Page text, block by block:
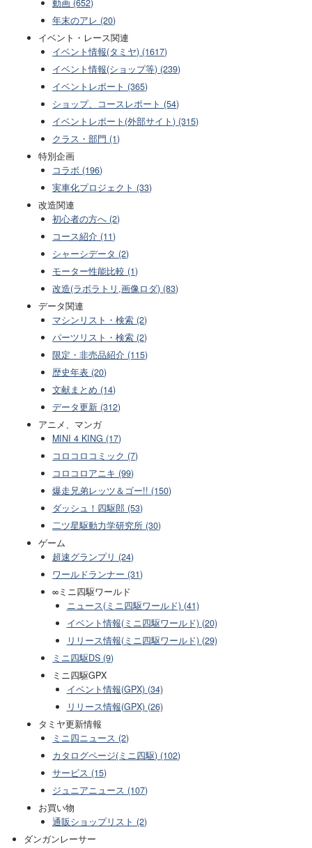
動画 (652)
年末のアレ (20)
イベント・レース関連
イベント情報(タミヤ) (1617)
イベント情報(ショップ等) (239)
イベントレポート (365)
ショップ、コースレポート (54)
イベントレポート(外部サイト) (315)
クラス・部門 (1)
特別企画
コラボ (196)
実車化プロジェクト (33)
改造関連
初心者の方へ (2)
コース紹介 (11)
シャーシデータ (2)
モーター性能比較 (1)
改造(ラボラトリ,画像ロダ) (83)
データ関連
マシンリスト・検索 (2)
パーツリスト・検索 (2)
限定・非売品紹介 (115)
歴史年表 (20)
文献まとめ (14)
データ更新 (312)
アニメ、マンガ
MINI 4 KING (17)
コロコロコミック (7)
コロコロアニキ (99)
爆走兄弟レッツ＆ゴー!! (150)
ダッシュ！四駆郎 (53)
二ツ星駆動力学研究所 (30)
ゲーム
超速グランプリ (24)
ワールドランナー (31)
∞ミニ四駆ワールド
ニュース(ミニ四駆ワールド) (41)
イベント情報(ミニ四駆ワールド) (20)
リリース情報(ミニ四駆ワールド) (29)
ミニ四駆DS (9)
ミニ四駆GPX
イベント情報(GPX) (34)
リリース情報(GPX) (26)
タミヤ更新情報
ミニ四ニュース (2)
カタログページ(ミニ四駆) (102)
サービス (15)
ジュニアニュース (107)
お買い物
通販ショップリスト (2)
ダンガンレーサー